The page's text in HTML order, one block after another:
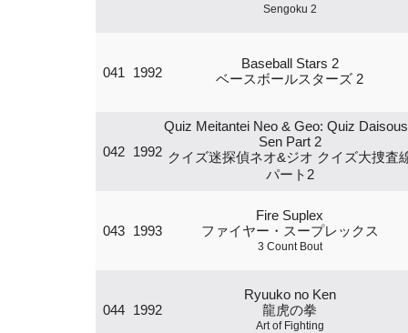
Sengoku 2
041 1992
Baseball Stars 2
ベースボールスターズ 2
042 1992
Quiz Meitantei Neo & Geo: Quiz
Sen Part 2
クイズ迷探偵ネオ&ジオ クイズ大捜査
パート2
043 1993
Fire Suplex
ファイヤー・スープレックス
3 Count Bout
044 1992
Ryuuko no Ken
龍虎の拳
Art of Fighting